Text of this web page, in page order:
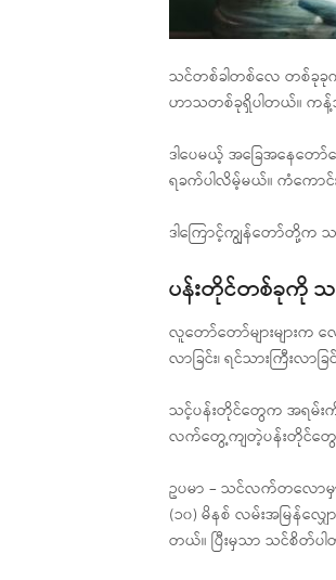
သင်တစ်ခါတစ်လေ တစ်ခုခုကို
ဟာသတစ်ခုရှိပါတယ်။ ကန့်
ဒါပေမယ့် အခြေအနေတ
ရခက်ပါလိမ့်မယ်။ ကံကော
ဒါကြောင့်ကျွန်တော်တို့က
ပန်းတိုင်တစ်ခုကို
လူတော်တော်များများက
လာခြင်း၊ ရင်သားကြီးလ
သင့်ပန်းတိုင်တွေက အရမ်း
လက်တွေ့ကျတဲ့ပန်းတိုင်တွေ
ဥပမာ – သင်လက်တလောမှ
(၁၀) မိနစ် လမ်းအမြန်လ
တယ်။ ပြီးမှသာ သင်စိတ်ပ